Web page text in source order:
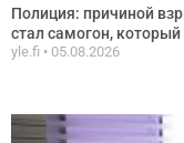
Полиция: причиной
стал самогон,
yle.fi 05.08.2026